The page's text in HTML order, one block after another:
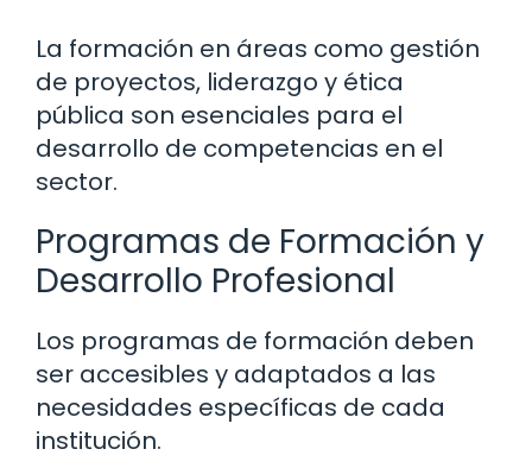
La formación en áreas como gestión
de proyectos, liderazgo y ética
pública son esenciales para el
desarrollo de competencias en el
sector.
Programas de Formación y
Desarrollo Profesional
Los programas de formación deben
ser accesibles y adaptados a las
necesidades específicas de cada
institución.